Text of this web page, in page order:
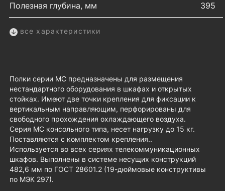
Полезная глубина, мм 395
все характеристики
Полки серии МС предназначены для размещения
нестандартного оборудования в шкафах и открытых
стойках. Имеют две точки крепления для фиксации к
вертикальным направляющим, перфорированы для
свободного прохождения охлаждающего воздуха.
Серия МС консольного типа, несет нагрузку до 15 кг.
Поставляются с комплектом крепления..
Используется во всех сериях телекоммуникационных
шкафов. Выполнены в системе несущих конструкций
482,6 мм по ГОСТ 28601.2 (19-дюймовые конструктивы
по МЭК 297).